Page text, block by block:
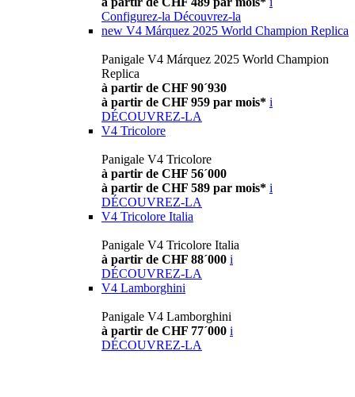
Configurez-la Découvrez-la
new V4 Márquez 2025 World Champion Replica
Panigale V4 Márquez 2025 World Champion
Replica
à partir de CHF 90´930
à partir de CHF 959 par mois* i
DÉCOUVREZ-LA
V4 Tricolore
Panigale V4 Tricolore
à partir de CHF 56´000
à partir de CHF 589 par mois* i
DÉCOUVREZ-LA
V4 Tricolore Italia
Panigale V4 Tricolore Italia
à partir de CHF 88´000 i
DÉCOUVREZ-LA
V4 Lamborghini
Panigale V4 Lamborghini
à partir de CHF 77´000 i
DÉCOUVREZ-LA